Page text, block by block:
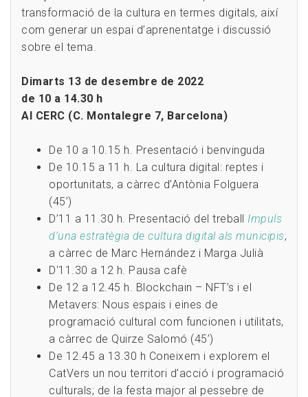
transformació de la cultura en termes digitals, així
com generar un espai d’aprenentatge i discussió
sobre el tema.
Dimarts 13 de desembre de 2022
de 10 a 14.30 h
Al CERC (C. Montalegre 7, Barcelona)
De 10 a 10.15 h. Presentació i benvinguda
De 10.15 a 11 h. La cultura digital: reptes i
oportunitats, a càrrec d’Antònia Folguera
(45’)
D’11 a 11.30 h. Presentació del treball Impuls
d’una estratègia de cultura digital als municipis,
a càrrec de Marc Hernández i Marga Julià
D'11.30 a 12 h. Pausa cafè
De 12 a 12.45 h. Blockchain – NFT’s i el
Metavers: Nous espais i eines de
programació cultural com funcionen i utilitats,
a càrrec de Quirze Salomó (45’)
De 12.45 a 13.30 h Coneixem i explorem el
CatVers un nou territori d’acció i programació
culturals; de la festa major al pessebre de